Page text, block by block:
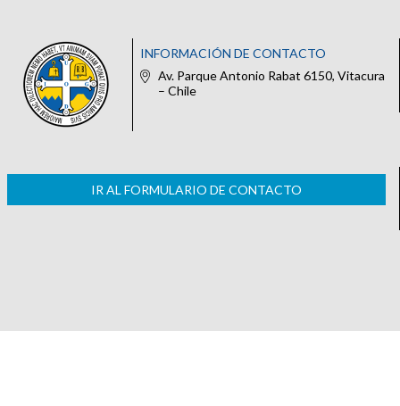
INFORMACIÓN DE CONTACTO
Av. Parque Antonio Rabat 6150, Vitacura
– Chile
IR AL FORMULARIO DE CONTACTO